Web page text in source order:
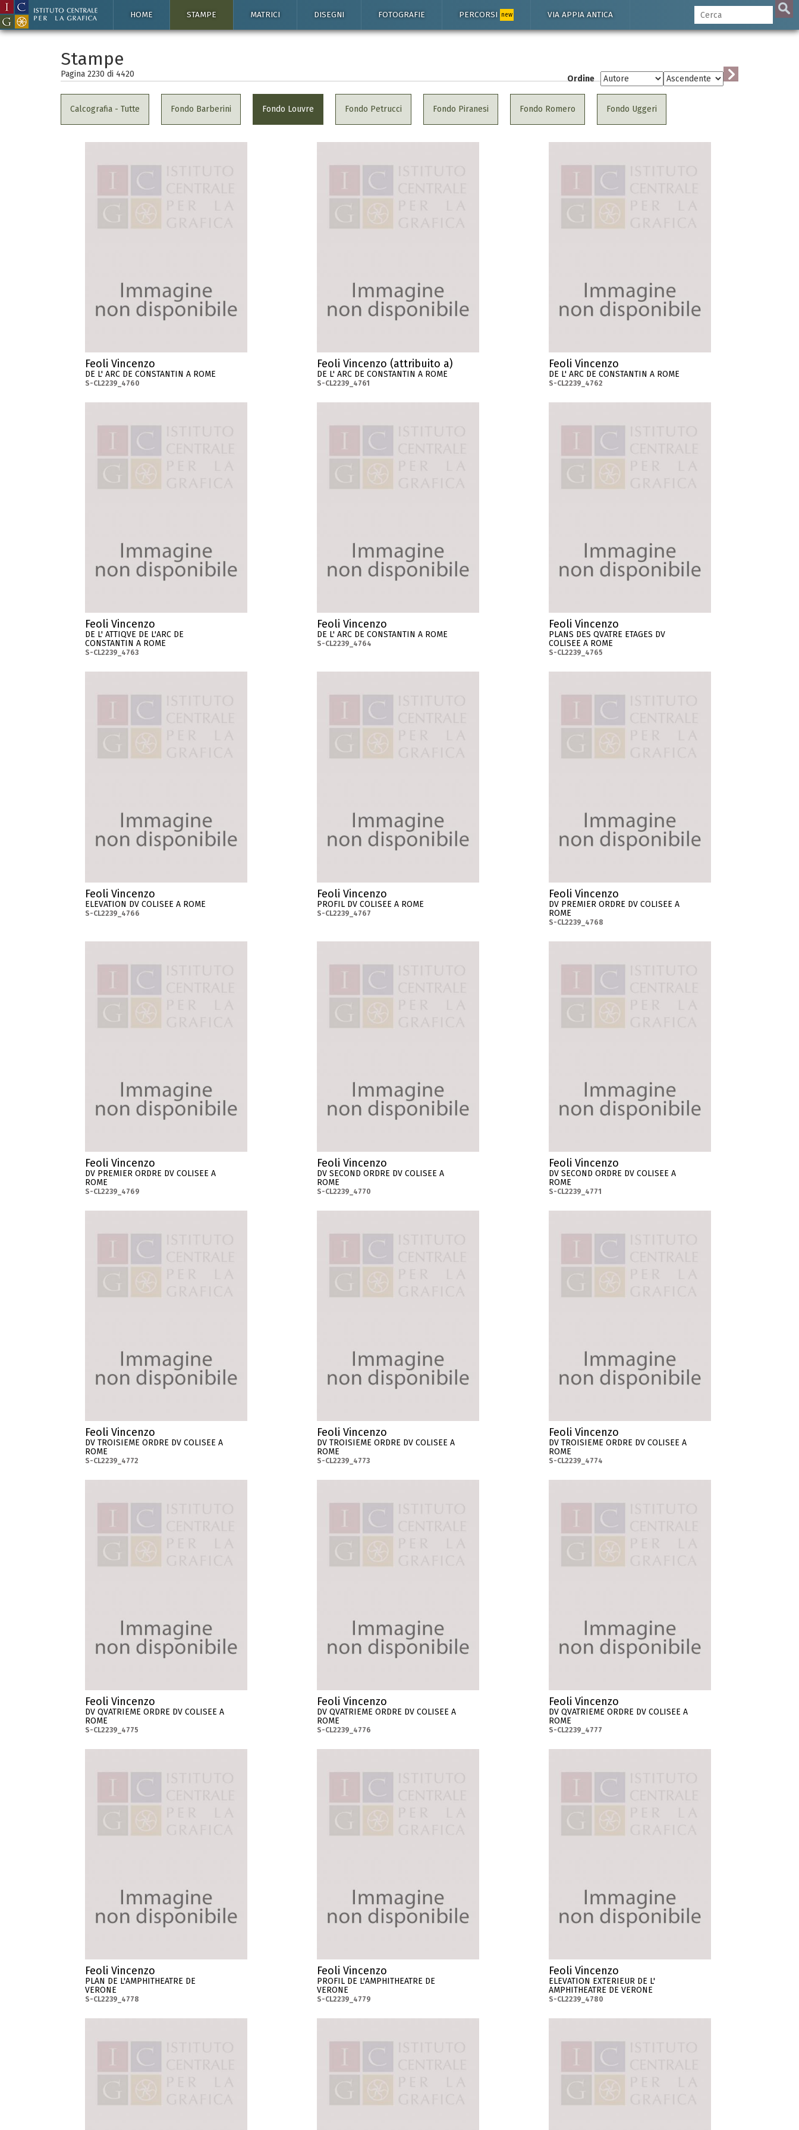
HOME STAMPE MATRICI DISEGNI FOTOGRAFIE PERCORSI new VIA APPIA ANTICA
Stampe
Pagina 2230 di 4420 Ordine
Calcografia - Tutte Fondo Barberini Fondo Louvre Fondo Petrucci Fondo Piranesi Fondo Romero Fondo Uggeri
Feoli Vincenzo
DE L' ARC DE CONSTANTIN A ROME
S-CL2239_4760
Feoli Vincenzo (attribuito a)
DE L' ARC DE CONSTANTIN A ROME
S-CL2239_4761
Feoli Vincenzo
DE L' ARC DE CONSTANTIN A ROME
S-CL2239_4762
Feoli Vincenzo
DE L' ATTIQVE DE L'ARC DE
CONSTANTIN A ROME
S-CL2239_4763
Feoli Vincenzo
DE L' ARC DE CONSTANTIN A ROME
S-CL2239_4764
Feoli Vincenzo
PLANS DES QVATRE ETAGES DV
COLISEE A ROME
S-CL2239_4765
Feoli Vincenzo
ELEVATION DV COLISEE A ROME
S-CL2239_4766
Feoli Vincenzo
PROFIL DV COLISEE A ROME
S-CL2239_4767
Feoli Vincenzo
DV PREMIER ORDRE DV COLISEE A
ROME
S-CL2239_4768
Feoli Vincenzo
DV PREMIER ORDRE DV COLISEE A
ROME
S-CL2239_4769
Feoli Vincenzo
DV SECOND ORDRE DV COLISEE A
ROME
S-CL2239_4770
Feoli Vincenzo
DV SECOND ORDRE DV COLISEE A
ROME
S-CL2239_4771
Feoli Vincenzo
DV TROISIEME ORDRE DV COLISEE A
ROME
S-CL2239_4772
Feoli Vincenzo
DV TROISIEME ORDRE DV COLISEE A
ROME
S-CL2239_4773
Feoli Vincenzo
DV TROISIEME ORDRE DV COLISEE A
ROME
S-CL2239_4774
Feoli Vincenzo
DV QVATRIEME ORDRE DV COLISEE A
ROME
S-CL2239_4775
Feoli Vincenzo
DV QVATRIEME ORDRE DV COLISEE A
ROME
S-CL2239_4776
Feoli Vincenzo
DV QVATRIEME ORDRE DV COLISEE A
ROME
S-CL2239_4777
Feoli Vincenzo
PLAN DE L'AMPHITHEATRE DE
VERONE
S-CL2239_4778
Feoli Vincenzo
PROFIL DE L'AMPHITHEATRE DE
VERONE
S-CL2239_4779
Feoli Vincenzo
ELEVATION EXTERIEUR DE L'
AMPHITHEATRE DE VERONE
S-CL2239_4780